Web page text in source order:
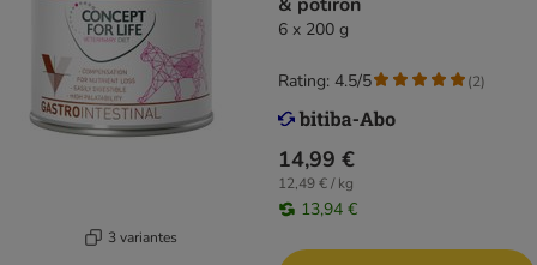
3 variantes
6 x 200 g
14,99 €
12,49 € / kg
13,94 €
Rating: 4.5/5 (2)